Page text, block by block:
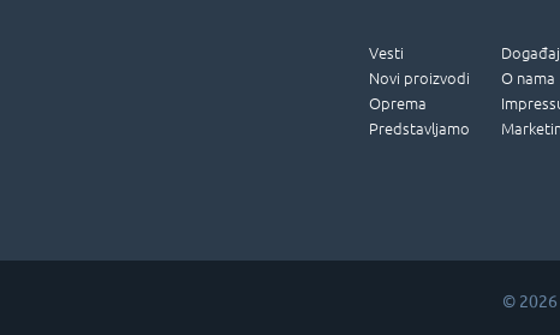
Vesti
Novi proizvodi
Oprema
Predstavljamo
O nama
© 2026